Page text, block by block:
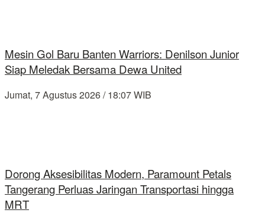
Mesin Gol Baru Banten Warriors: Denilson Junior
Siap Meledak Bersama Dewa United
Jumat, 7 Agustus 2026 / 18:07 WIB
Dorong Aksesibilitas Modern, Paramount Petals
Tangerang Perluas Jaringan Transportasi hingga
MRT